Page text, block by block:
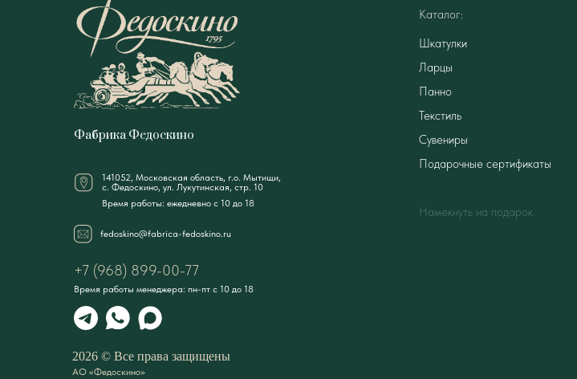
141052, Московская область, г.о. Мытищи,
с. Федоскино, ул. Лукутинская, стр. 10
Фабрика Федоскино
+7 (968) 899-00-77
АО «Федоскино»
2026 © Все права защищены
Время работы: ежедневно с 10 до 18
Время работы менеджера: пн-пт с 10 до 18
Каталог:
Шкатулки
Ларцы
Панно
Текстиль
Сувениры
Подарочные сертификаты
Намекнуть на подарок
fedoskino@fabrica-fedoskino.ru